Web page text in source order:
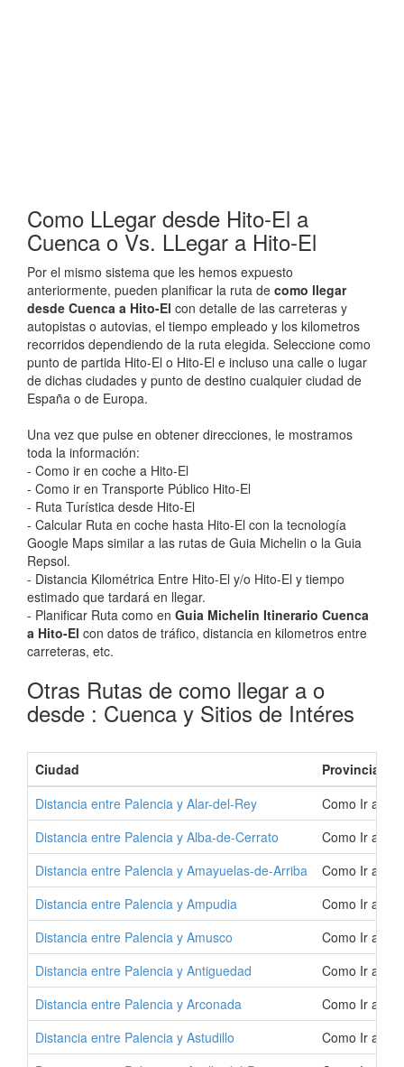
Como LLegar desde Hito-El a
Cuenca o Vs. LLegar a Hito-El
Por el mismo sistema que les hemos expuesto
anteriormente, pueden planificar la ruta de como llegar
desde Cuenca a Hito-El con detalle de las carreteras y
autopistas o autovias, el tiempo empleado y los kilometros
recorridos dependiendo de la ruta elegida. Seleccione como
punto de partida Hito-El o Hito-El e incluso una calle o lugar
de dichas ciudades y punto de destino cualquier ciudad de
España o de Europa.
Una vez que pulse en obtener direcciones, le mostramos
toda la información:
- Como ir en coche a Hito-El
- Como ir en Transporte Público Hito-El
- Ruta Turística desde Hito-El
- Calcular Ruta en coche hasta Hito-El con la tecnología
Google Maps similar a las rutas de Guia Michelin o la Guia
Repsol.
- Distancia Kilométrica Entre Hito-El y/o Hito-El y tiempo
estimado que tardará en llegar.
- Planificar Ruta como en Guia Michelin Itinerario Cuenca
a Hito-El con datos de tráfico, distancia en kilometros entre
carreteras, etc.
Otras Rutas de como llegar a o
desde : Cuenca y Sitios de Intéres
Ciudad
Provincia
Distancia entre Palencia y Alar-del-Rey
Como Ir a
Distancia entre Palencia y Alba-de-Cerrato
Como Ir a
Distancia entre Palencia y Amayuelas-de-Arriba
Como Ir a
Distancia entre Palencia y Ampudia
Como Ir a
Distancia entre Palencia y Amusco
Como Ir a
Distancia entre Palencia y Antiguedad
Como Ir a
Distancia entre Palencia y Arconada
Como Ir a
Distancia entre Palencia y Astudillo
Como Ir a